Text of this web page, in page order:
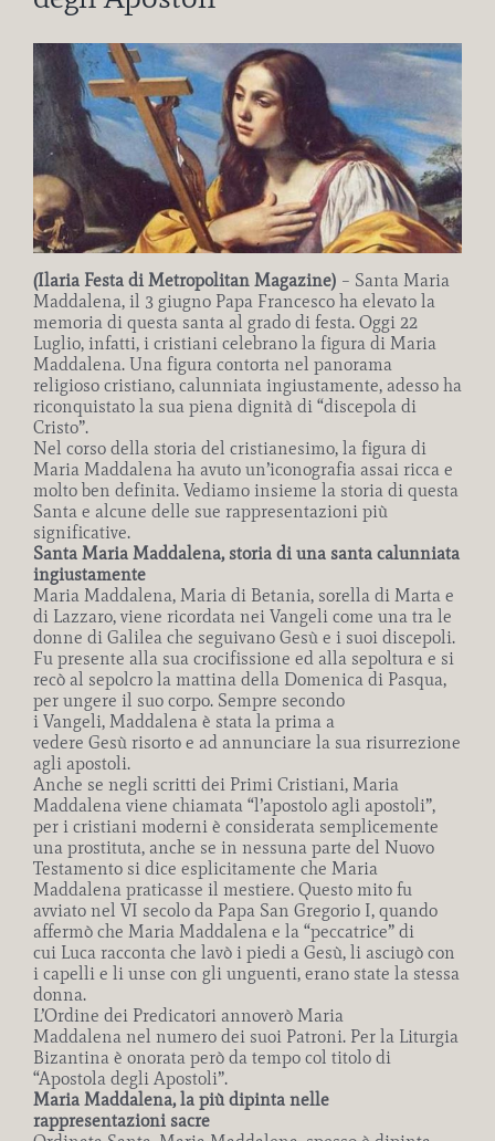
Ingrandisci
immagine
(Ilaria Festa di Metropolitan Magazine) – Santa Maria
Maddalena, il 3 giugno Papa Francesco ha elevato la
memoria di questa santa al grado di festa. Oggi 22
Luglio, infatti, i cristiani celebrano la figura di Maria
Maddalena. Una figura contorta nel panorama
religioso cristiano, calunniata ingiustamente, adesso ha
riconquistato la sua piena dignità di “discepola di
Cristo”.
Nel corso della storia del cristianesimo, la figura di
Maria Maddalena ha avuto un’iconografia assai ricca e
molto ben definita. Vediamo insieme la storia di questa
Santa e alcune delle sue rappresentazioni più
significative.
Santa Maria Maddalena, storia di una santa calunniata
ingiustamente
Maria Maddalena, Maria di Betania, sorella di Marta e
di Lazzaro, viene ricordata nei Vangeli come una tra le
donne di Galilea che seguivano Gesù e i suoi discepoli.
Fu presente alla sua crocifissione ed alla sepoltura e si
recò al sepolcro la mattina della Domenica di Pasqua,
per ungere il suo corpo. Sempre secondo
i Vangeli, Maddalena è stata la prima a
vedere Gesù risorto e ad annunciare la sua risurrezione
agli apostoli.
Anche se negli scritti dei Primi Cristiani, Maria
Maddalena viene chiamata “l’apostolo agli apostoli”,
per i cristiani moderni è considerata semplicemente
una prostituta, anche se in nessuna parte del Nuovo
Testamento si dice esplicitamente che Maria
Maddalena praticasse il mestiere. Questo mito fu
avviato nel VI secolo da Papa San Gregorio I, quando
affermò che Maria Maddalena e la “peccatrice” di
cui Luca racconta che lavò i piedi a Gesù, li asciugò con
i capelli e li unse con gli unguenti, erano state la stessa
donna.
L’Ordine dei Predicatori annoverò Maria
Maddalena nel numero dei suoi Patroni. Per la Liturgia
Bizantina è onorata però da tempo col titolo di
“Apostola degli Apostoli”.
Maria Maddalena, la più dipinta nelle
rappresentazioni sacre